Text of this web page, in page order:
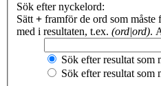
Sök efter nyckelord:
Sätt + framför de ord som måste
med i resultaten, t.ex. (ord|ord).
Sök efter resultat som
Sök efter resultat som